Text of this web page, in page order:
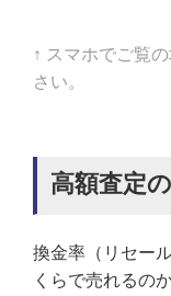
↑ スマホでご覧
さい。
高額査定
換金率（リセー
くらで売れるの